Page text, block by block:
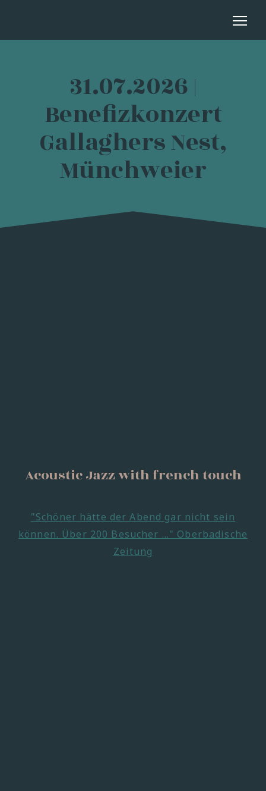
31.07.2026 |
Benefizkonzert
Gallaghers Nest,
Münchweier
Acoustic Jazz with french touch
"Schöner hätte der Abend gar nicht sein
können. Über 200 Besucher ..." Oberbadische
Zeitung